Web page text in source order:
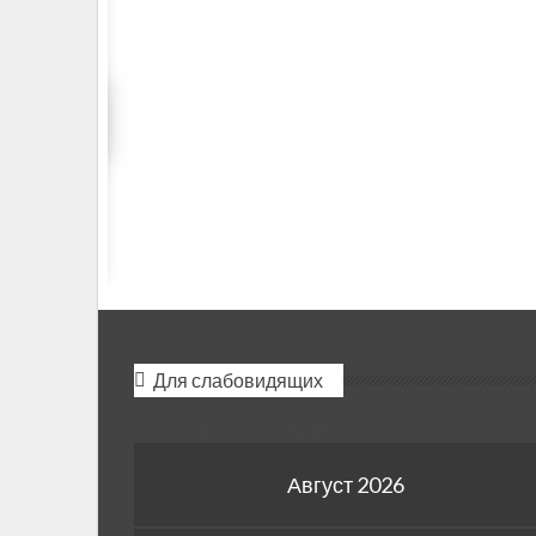
Для слабовидящих
Август 2026